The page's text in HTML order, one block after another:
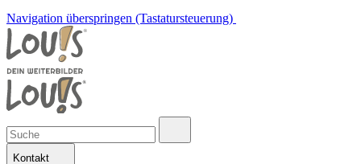
Navigation überspringen (Tastatursteuerung)
Kontakt